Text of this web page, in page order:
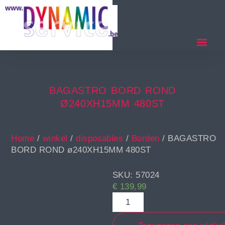
BAGASTRO BORD ROND
Ø240XH15MM 480ST
Home / winkel /disposables / Borden / BAGASTRO
BORD ROND ø240XH15MM 480ST
SKU: 57024
€ 139,99